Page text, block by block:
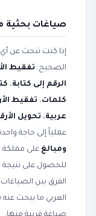
صياغات بحثية
إذا كنت تبحث عن أي
الصحيح: تفقيط
الرقم إلى كتابة،
كلمات، تفقيط
عربية، تحويل
عملياً إلى حاجة
ومبالغ على مملكة
للحصول على نتيجة
الفرق بين
العربي ما يبحث